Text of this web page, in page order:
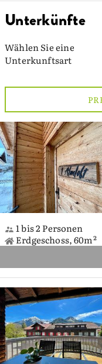
Unterkünfte
Wählen Sie eine
Unterkunftsart
1 bis 2 Personen
Erdgeschoss, 60m²